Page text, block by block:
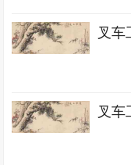
叉车
叉车